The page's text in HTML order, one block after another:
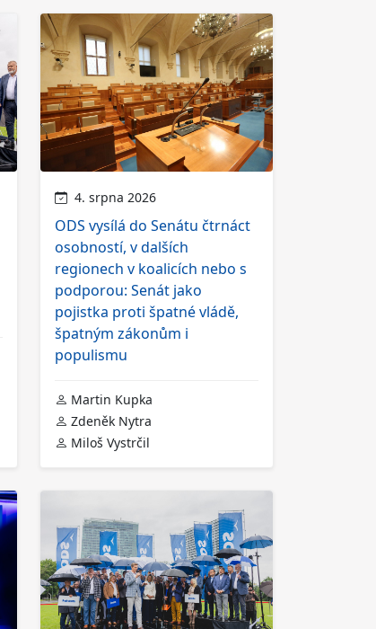
4. srpna 2026
ODS vysílá do Senátu čtrnáct
osobností, v dalších
regionech v koalicích nebo s
podporou: Senát jako
pojistka proti špatné vládě,
špatným zákonům i
populismu
Martin Kupka
Zdeněk Nytra
Miloš Vystrčil